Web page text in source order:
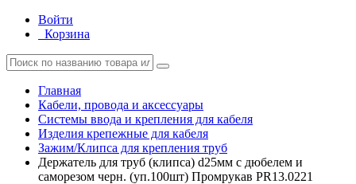
Войти
Корзина
Главная
Кабели, провода и аксессуары
Системы ввода и крепления для кабеля
Изделия крепежные для кабеля
Зажим/Клипса для крепления труб
Держатель для труб (клипса) d25мм с дюбелем и
саморезом черн. (уп.100шт) Промрукав PR13.0221